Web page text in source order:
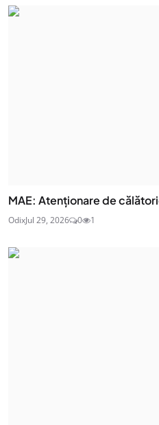
MAE: Atenţionare de
OdixJul 29, 2026 0 1